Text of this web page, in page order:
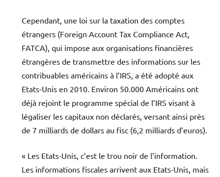
Cependant, une loi sur la taxation des comptes
étrangers (Foreign Account Tax Compliance Act,
FATCA), qui impose aux organisations financières
étrangères de transmettre des informations sur les
contribuables américains à l’IRS, a été adopté aux
Etats-Unis en 2010. Environ 50.000 Américains ont
déjà rejoint le programme spécial de l’IRS visant à
légaliser les capitaux non déclarés, versant ainsi près
de 7 milliards de dollars au fisc (6,2 milliards d’euros).
« Les Etats-Unis, c’est le trou noir de l’information.
Les informations fiscales arrivent aux Etats-Unis, mais